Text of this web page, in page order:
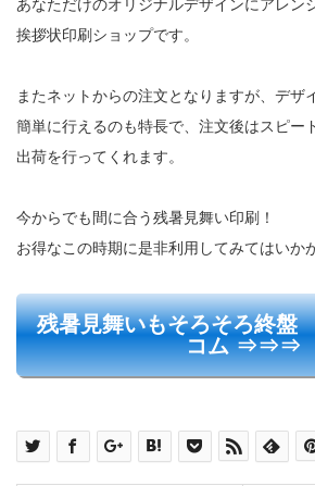
あなただけのオリジナルデザインにアレン
挨拶状印刷ショップです。
またネットからの注文となりますが、デザ
簡単に行えるのも特長で、注文後はスピー
出荷を行ってくれます。
今からでも間に合う残暑見舞い印刷！
お得なこの時期に是非利用してみてはいか
残暑見舞いもそろそろ終
コム ⇒⇒⇒